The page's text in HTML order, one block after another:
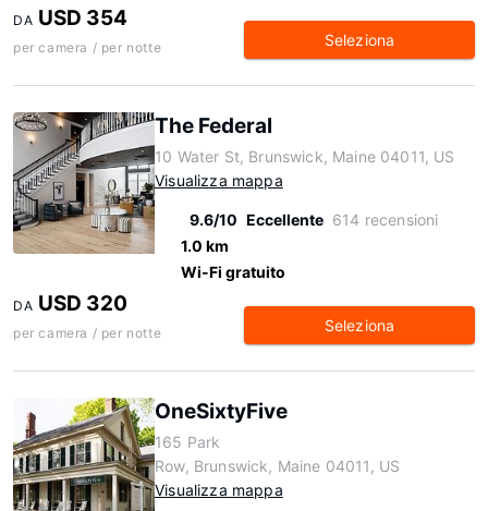
DA USD 354
per camera / per notte Seleziona
The Federal
10 Water St, Brunswick, Maine 04011, US
Visualizza mappa
9.6/10 Eccellente 614 recensioni
1.0 km
Wi-Fi gratuito
DA USD 320
per camera / per notte Seleziona
OneSixtyFive
165 Park
Row, Brunswick, Maine 04011, US
Visualizza mappa